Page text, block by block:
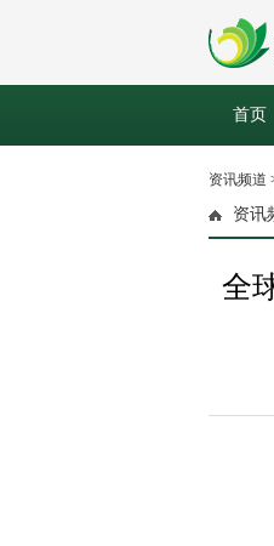
首页
资讯频道
资讯
全